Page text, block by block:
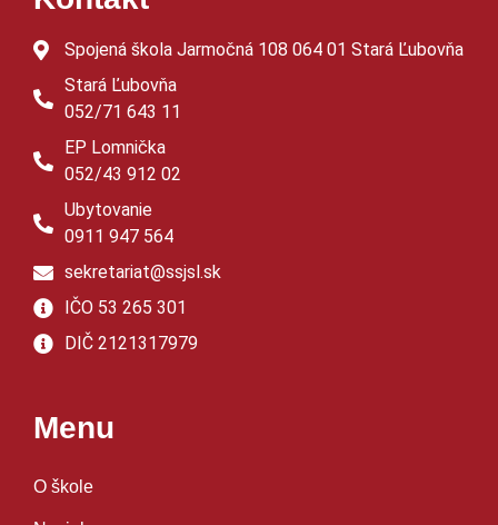
Spojená škola Jarmočná 108 064 01 Stará Ľubovňa
Stará Ľubovňa
052/71 643 11
EP Lomnička
052/43 912 02
Ubytovanie
0911 947 564
sekretariat@ssjsl.sk
IČO 53 265 301
DIČ 2121317979
Menu
O škole